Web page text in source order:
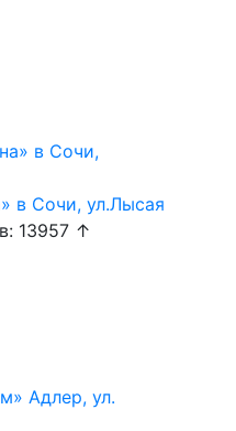
в Сочи, ул.Лысая
13957 ↑